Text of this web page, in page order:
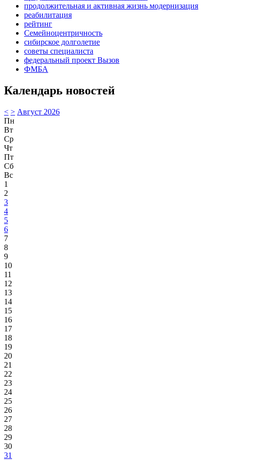
продолжительная и активная жизнь модернизация
реабилитация
рейтинг
Семейноцентричность
сибирское долголетие
советы специалиста
федеральный проект Вызов
ФМБА
Календарь новостей
< > Август 2026
Пн
Вт
Ср
Чт
Пт
Сб
Вс
1
2
3
4
5
6
7
8
9
10
11
12
13
14
15
16
17
18
19
20
21
22
23
24
25
26
27
28
29
30
31